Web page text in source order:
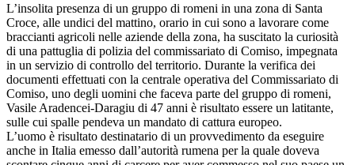
L’insolita presenza di un gruppo di romeni in una zona di Santa
Croce, alle undici del mattino, orario in cui sono a lavorare come
braccianti agricoli nelle aziende della zona, ha suscitato la curiosità
di una pattuglia di polizia del commissariato di Comiso, impegnata
in un servizio di controllo del territorio. Durante la verifica dei
documenti effettuati con la centrale operativa del Commissariato di
Comiso, uno degli uomini che faceva parte del gruppo di romeni,
Vasile Aradencei-Daragiu di 47 anni è risultato essere un latitante,
sulle cui spalle pendeva un mandato di cattura europeo.
L’uomo è risultato destinatario di un provvedimento da eseguire
anche in Italia emesso dall’autorità rumena per la quale doveva